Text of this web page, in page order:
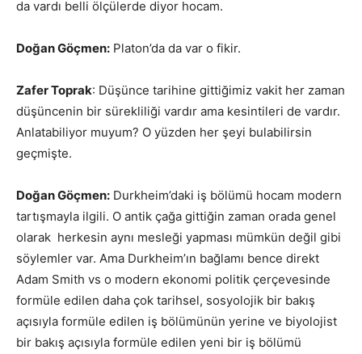
da vardı belli ölçülerde diyor hocam.
Doğan Göçmen: Platon’da da var o fikir.
Zafer Toprak: Düşünce tarihine gittiğimiz vakit her zaman
düşüncenin bir sürekliliği vardır ama kesintileri de vardır.
Anlatabiliyor muyum? O yüzden her şeyi bulabilirsin
geçmişte.
Doğan Göçmen: Durkheim’daki iş bölümü hocam modern
tartışmayla ilgili. O antik çağa gittiğin zaman orada genel
olarak herkesin aynı mesleği yapması mümkün değil gibi
söylemler var. Ama Durkheim’ın bağlamı bence direkt
Adam Smith vs o modern ekonomi politik çerçevesinde
formüle edilen daha çok tarihsel, sosyolojik bir bakış
açısıyla formüle edilen iş bölümünün yerine ve biyolojist
bir bakış açısıyla formüle edilen yeni bir iş bölümü